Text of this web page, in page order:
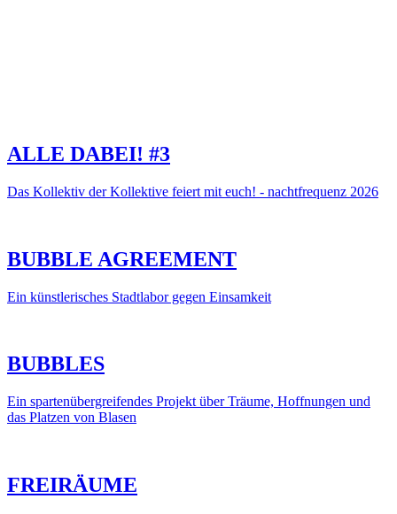
ALLE DABEI! #3
Das Kollektiv der Kollektive feiert mit euch! - nachtfrequenz 2026
BUBBLE AGREEMENT
Ein künstlerisches Stadtlabor gegen Einsamkeit
BUBBLES
Ein spartenübergreifendes Projekt über Träume, Hoffnungen und
das Platzen von Blasen
FREIRÄUME